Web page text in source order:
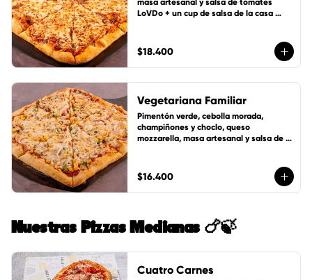
masa artesanal y salsa de tomates
LoVDo + un cup de salsa de la casa
$18.400
Vegetariana Familiar
Pimentón verde, cebolla morada,
champiñones y choclo, queso
mozzarella, masa artesanal y salsa de
$16.400
Nuestras Pizzas Medianas 🍗🍃
Cuatro Carnes